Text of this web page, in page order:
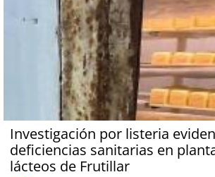
Investigación por listeria
deficiencias sanitarias en
lácteos de Frutillar